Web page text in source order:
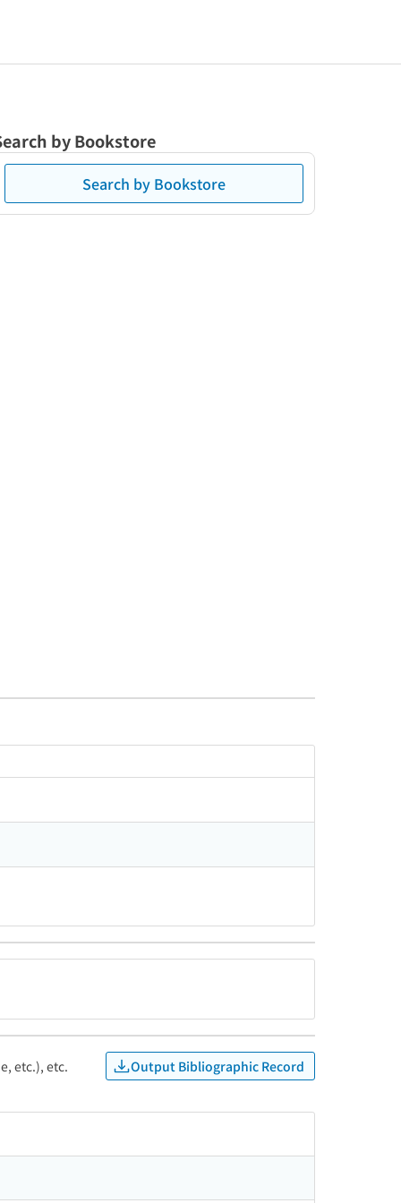
by Bookstore
Search by Bookstore
etc.), etc. Output Bibliographic Record